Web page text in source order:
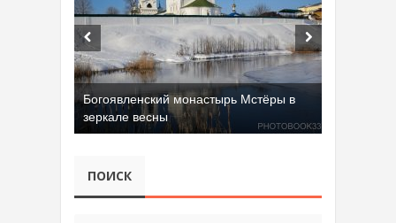
Богоявленский монастырь Мстёры в
зеркале весны
ПОИСК